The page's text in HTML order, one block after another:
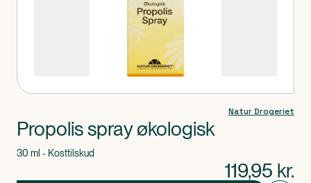
Natur Drogeriet
Propolis spray økologisk
30 ml - Kosttilskud
119,95 kr.